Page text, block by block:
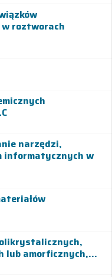
roztworach
narzędzi,
informatycznych w
lub amorficznych,...